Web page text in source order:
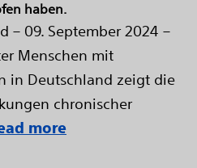
haben.
– 09. September 2024 –
Menschen mit
in Deutschland zeigt die
chronischer
more